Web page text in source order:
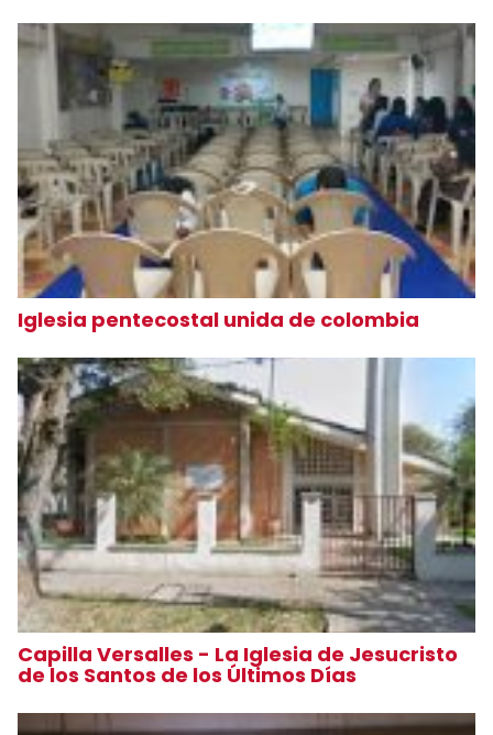
Iglesia pentecostal unida de colombia
Capilla Versalles - La Iglesia de Jesucristo
de los Santos de los Últimos Días